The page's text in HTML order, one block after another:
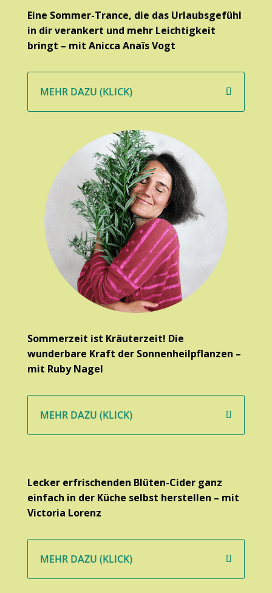
Eine Sommer-Trance, die das Urlaubsgefühl
in dir verankert und mehr Leichtigkeit
bringt – mit Anicca Anaïs Vogt
MEHR DAZU (KLICK)
Sommerzeit ist Kräuterzeit! Die
wunderbare Kraft der Sonnenheilpflanzen –
mit Ruby Nagel
MEHR DAZU (KLICK)
Lecker erfrischenden Blüten-Cider ganz
einfach in der Küche selbst herstellen – mit
Victoria Lorenz
MEHR DAZU (KLICK)